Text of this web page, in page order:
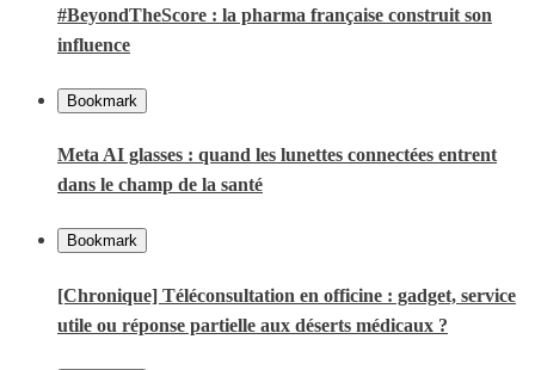
#BeyondTheScore : la pharma française construit son
influence
Bookmark
Meta AI glasses : quand les lunettes connectées entrent
dans le champ de la santé
Bookmark
[Chronique] Téléconsultation en officine : gadget, service
utile ou réponse partielle aux déserts médicaux ?